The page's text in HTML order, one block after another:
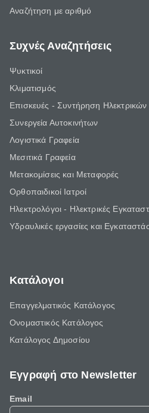
Αναζήτηση με αριθμό
Συχνές Αναζητήσεις
Ψυκτικοί
Κλιματισμός
Επισκευές - Συντήρηση
Συνεργεία Αυτοκινήτων
Λογιστικά Γραφεία
Μεσιτικά Γραφεία
Μετακομίσεις και Μεταφορές
Ορθοπαιδικοί Ιατροί
Ηλεκτρολόγοι - Ηλεκτρικές
Υδραυλικές εργασίες και
Κατάλογοι
Επαγγελματικός Κατάλογος
Ονομαστικός Κατάλογος
Κατάλογος Δημοσίου
Εγγραφή στο Newsletter
Email